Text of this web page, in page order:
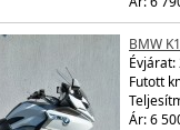
BMW
Évjárat:
Futott
Ár: 6